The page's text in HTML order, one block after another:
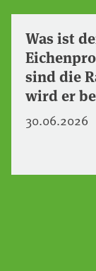
Was ist
sind die
wird er
30.06.2026